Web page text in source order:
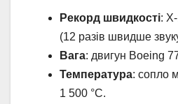
Рекорд швидкості:
(12 разів швидше
Вага: двигун Boeing
Температура: сопло
1 500 °C.